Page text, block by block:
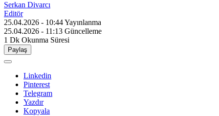
Serkan Divarcı
Editör
25.04.2026 - 10:44Yayınlanma
25.04.2026 - 11:13 Güncelleme
1 Dk Okunma Süresi
Paylaş
Linkedin
Pinterest
Telegram
Yazdır
Kopyala